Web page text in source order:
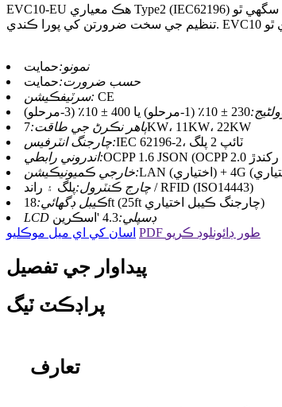
EVC10-EU هڪ معياري Type2 (IEC62196) ڪنيڪٽر سان گڏ اچي ٿو جيڪو روڊ تي ڪنهن به برقي گاڏي کي چارج ڪري سگهي ٿو. EVC10 چارجنگ اسٽيشنون سي اي درج ٿيل آهن، اهم حفاظتي معيار جي
نمونو:حمايت
حسب ضرورت:حمايت
سرٽيفڪيشن: CE
230 ± 10٪ (1-مرحلو) يا 400 ± 10٪ (3-مرحلو)
ٻاھر نڪرڻ جي طاقت:7KW، 11KW، 22KW
چارجنگ انٽرفيس:
IEC 62196-2، ٽائپ 2 پلگ
اندروني رابطي:
خارجي ڪميونيڪيشن:
چارج ڪنٽرول: پلگ ۽ راند / RFID (ISO14443)
ڪيبل ڊگھائي:
18ft (25ft چارجنگ ڪيبل اختياري)
LCD ڊسپلي:4.3 'اسڪرين
اسان کي اي ميل موڪليو
PDF طور ڊائونلوڊ ڪريو
پيداوار جي تفصيل
پراڊڪٽ ٽيگ
تعارف